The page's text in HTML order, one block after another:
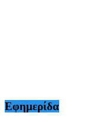
Εφημερίδα